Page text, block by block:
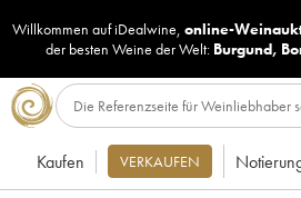
Willkommen auf iDealwine, online-
der besten Weine der Welt: Burgund,
Kaufen VERKAUFEN